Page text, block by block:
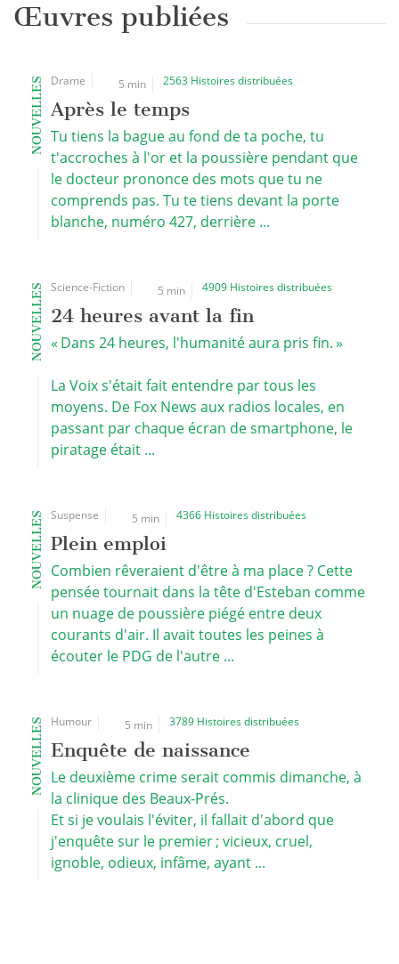
Œuvres publiées
NOUVELLES Drame 5 min 2563 Histoires distribuées
Après le temps
Tu tiens la bague au fond de ta poche, tu
t'accroches à l'or et la poussière pendant que
le docteur prononce des mots que tu ne
comprends pas. Tu te tiens devant la porte
blanche, numéro 427, derrière ...
NOUVELLES Science-Fiction 5 min 4909 Histoires distribuées
24 heures avant la fin
« Dans 24 heures, l'humanité aura pris fin. »
La Voix s'était fait entendre par tous les
moyens. De Fox News aux radios locales, en
passant par chaque écran de smartphone, le
piratage était ...
NOUVELLES Suspense 5 min 4366 Histoires distribuées
Plein emploi
Combien rêveraient d'être à ma place ? Cette
pensée tournait dans la tête d'Esteban comme
un nuage de poussière piégé entre deux
courants d'air. Il avait toutes les peines à
écouter le PDG de l'autre ...
NOUVELLES Humour 5 min 3789 Histoires distribuées
Enquête de naissance
Le deuxième crime serait commis dimanche, à
la clinique des Beaux-Prés.
Et si je voulais l'éviter, il fallait d'abord que
j'enquête sur le premier ; vicieux, cruel,
ignoble, odieux, infâme, ayant ...